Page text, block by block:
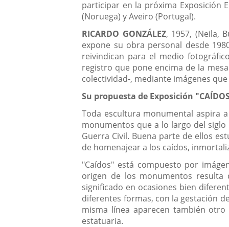
participar en la próxima Exposición
(Noruega) y Aveiro (Portugal).
RICARDO GONZÁLEZ, 1957, (Neila,
expone su obra personal desde
reivindican para el medio
registro que pone encima de la
colectividad-, mediante imágenes
Su propuesta de Exposición
Toda escultura monumental aspira
monumentos que a lo largo del
Guerra Civil. Buena parte de ellos
de homenajear a los caídos,
"Caídos" está compuesto por
origen de los monumentos
significado en ocasiones bien
diferentes formas, con la gestación
misma línea aparecen también
estatuaria.